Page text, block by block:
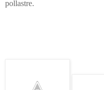
pollastre.